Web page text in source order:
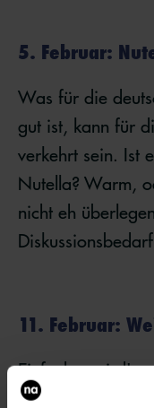
5. Februar:
Was für die
gut ist, kann für
verkehrt sein. Ist
Nutella? Warm,
nicht eh
11. Februar:
Einfacher wird's
wohl wirklich